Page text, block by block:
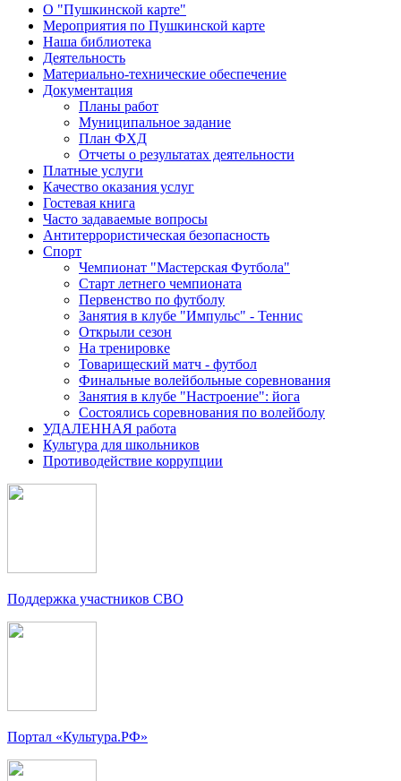
О "Пушкинской карте"
Мероприятия по Пушкинской карте
Наша библиотека
Деятельность
Материально-технические обеспечение
Документация
Планы работ
Муниципальное задание
План ФХД
Отчеты о результатах деятельности
Платные услуги
Качество оказания услуг
Гостевая книга
Часто задаваемые вопросы
Антитеррористическая безопасность
Спорт
Чемпионат "Мастерская Футбола"
Старт летнего чемпионата
Первенство по футболу
Занятия в клубе "Импульс" - Теннис
Открыли сезон
На тренировке
Товарищеский матч - футбол
Финальные волейбольные соревнования
Занятия в клубе "Настроение": йога
Состоялись соревнования по волейболу
УДАЛЕННАЯ работа
Культура для школьников
Противодействие коррупции
Поддержка участников СВО
Портал «Культура.РФ»